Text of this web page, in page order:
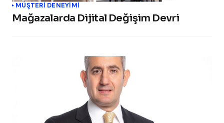
MÜŞTERI DENEYIMI
Mağazalarda Dijital Değişim Devri